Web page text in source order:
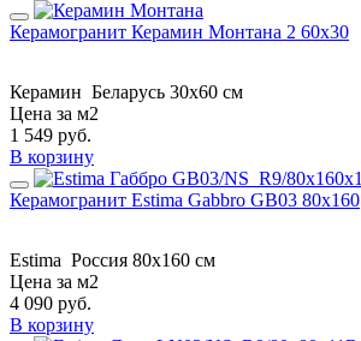
Керамогранит Керамин Монтана 2 60x30
Керамин Беларусь 30x60 см
Цена за м2
1 549 руб.
В корзину
Керамогранит Estima Gabbro GB03 80x160
Estima Россия 80x160 см
Цена за м2
4 090 руб.
В корзину